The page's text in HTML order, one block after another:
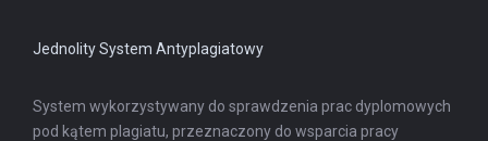
Jednolity System Antyplagiatowy
System wykorzystywany do sprawdzenia prac dyplomowych
pod kątem plagiatu, przeznaczony do wsparcia pracy